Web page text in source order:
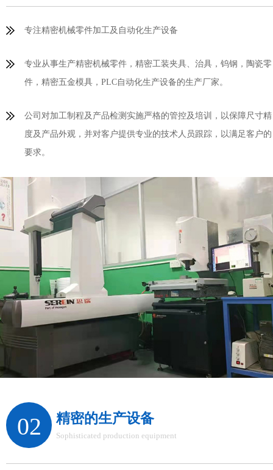
专注精密机械零件加工及自动化生产设备
专业从事生产精密机械零件，精密工装夹具、治具，钨钢，陶瓷零
件，精密五金模具，PLC自动化生产设备的生产厂家。
公司对加工制程及产品检测实施严格的管控及培训，以保障尺寸精
度及产品外观，并对客户提供专业的技术人员跟踪，以满足客户的
要求。
02 精密的生产设备
Sophisticated production equipment